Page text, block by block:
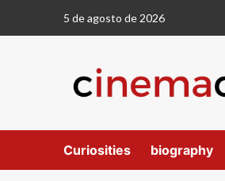
5 de agosto de 2026
Curiosities biography